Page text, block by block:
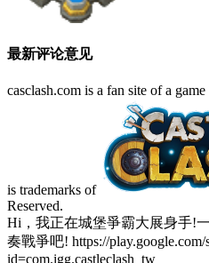
最新评论意见
casclash.com is a fan site of a
is trademarks of
Reserved.
Hi，我正在城堡爭霸大展身手!
奏戰爭吧! https://play.google.com/
id=com.igg.castleclash_tw